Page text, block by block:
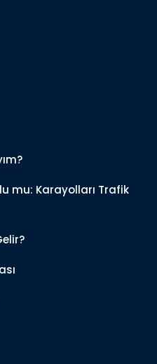
mu: Karayolları Trafik